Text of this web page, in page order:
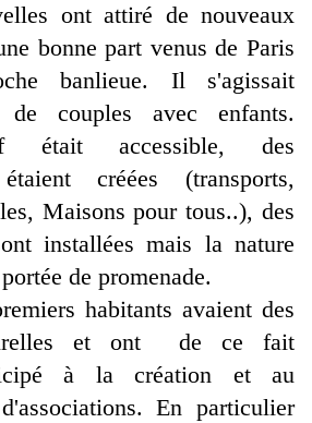
ont attiré de nouveaux
bonne part venus de Paris
banlieue. Il s'agissait
de couples avec enfants.
était accessible, des
créées (transports,
Maisons pour tous..), des
installées mais la nature
de promenade.
habitants avaient des
et ont de ce fait
à la création et au
En particulier